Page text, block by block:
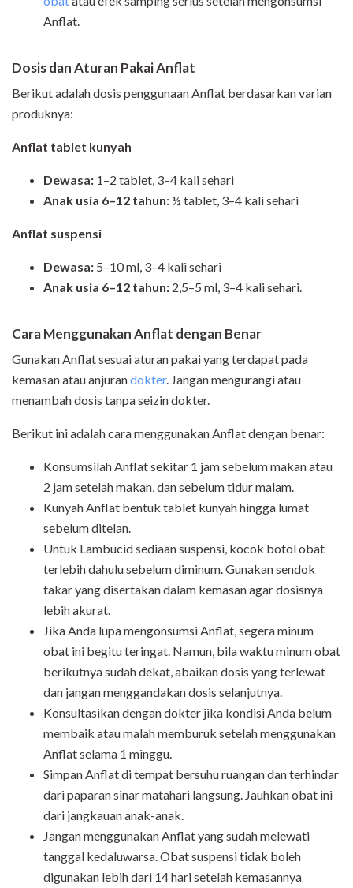
Anflat.
Dosis dan Aturan Pakai Anflat
Berikut adalah dosis penggunaan Anflat berdasarkan varian
produknya:
Anflat tablet kunyah
Dewasa: 1–2 tablet, 3–4 kali sehari
Anak usia 6–12 tahun: ½ tablet, 3–4 kali sehari
Anflat suspensi
Dewasa: 5–10 ml, 3–4 kali sehari
Anak usia 6–12 tahun: 2,5–5 ml, 3–4 kali sehari.
Cara MenggunakanAnflat dengan Benar
Gunakan Anflatsesuai aturan pakai yang terdapat pada
kemasan atau anjurandokter. Jangan mengurangi atau
menambah dosis tanpa seizin dokter.
Berikut ini adalah cara menggunakan Anflatdengan benar:
Konsumsilah Anflatsekitar 1 jam sebelum makan atau
2 jam setelah makan, dan sebelum tidur malam.
Kunyah Anflat bentuk tablet kunyah hingga lumat
sebelum ditelan.
Untuk Lambucid sediaan suspensi, kocok botol obat
terlebih dahulu sebelum diminum. Gunakan sendok
takar yang disertakan dalam kemasan agar dosisnya
lebih akurat.
Jika Anda lupa mengonsumsi Anflat , segera minum
obat ini begitu teringat. Namun, bila waktu minum obat
berikutnya sudah dekat, abaikan dosis yang terlewat
dan jangan menggandakan dosis selanjutnya.
Konsultasikan dengan dokter jika kondisi Anda belum
membaik atau malah memburuk setelah menggunakan
Anflatselama 1 minggu.
Simpan Anflatdi tempat bersuhu ruangan dan terhindar
dari paparan sinar matahari langsung. Jauhkan obat ini
dari jangkauan anak-anak.
Jangan menggunakan Anflatyang sudah melewati
tanggal kedaluwarsa. Obat suspensi tidak boleh
digunakan lebih dari 14 hari setelah kemasannya